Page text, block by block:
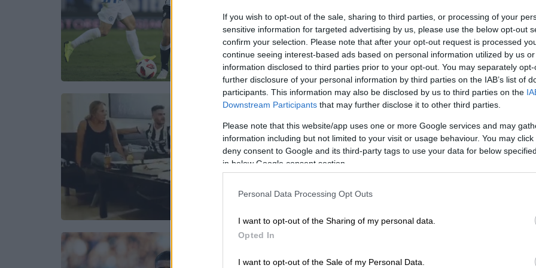
If you wish to opt-out of the sale, sharing to third parties, or processing of your
sensitive information for targeted advertising by us, please use the below opt-out
confirm your selection. Please note that after your opt-out request is processed
continue seeing interest-based ads based on personal information utilized by us
information disclosed to third parties prior to your opt-out. You may separately
further disclosure of your personal information by third parties on the IAB’s list of
participants. This information may also be disclosed by us to third parties on the
Downstream Participants that may further disclose it to other third parties.
Please note that this website/app uses one or more Google services and may
information including but not limited to your visit or usage behaviour. You may
deny consent to Google and its third-party tags to use your data for below
in below Google consent section.
Personal Data Processing Opt Outs
I want to opt-out of the Sharing of my personal data.
Opted In
I want to opt-out of the Sale of my Personal Data.
Ενισχύει την αρχηγική ομάδα του
Δικεφάλου ο Αμπελ Φερέιρα με δύο
παίκτες που έχουν κομβικό ρόλο
Αθλητισμός|02.08.2020 19:49
ενόψει της νέας σεζόν!
Ο άσος του ΠΑΟΚ εξαφανίζεται από
το γήπεδο και «σκάει» πάνω σε έναν
τους φίλους του Δικεφάλου που
Αθλητισμός|24.09.2019 10:38